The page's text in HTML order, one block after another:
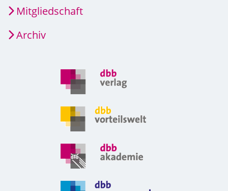
Mitgliedschaft
Archiv